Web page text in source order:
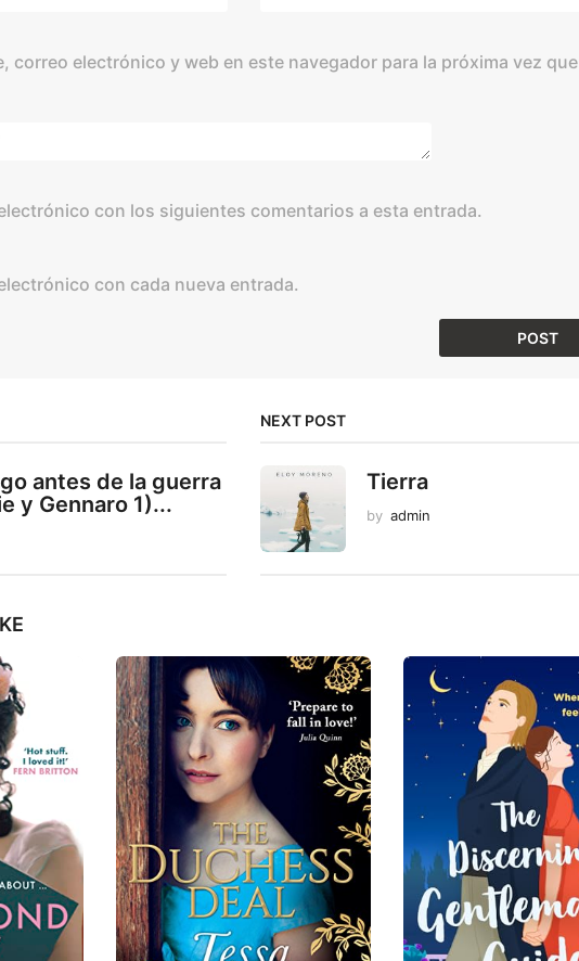
correo electrónico y web en este navegador para la próxima vez que
con los siguientes comentarios a esta entrada.
con cada nueva entrada.
antes de la guerra
y Gennaro 1)...
NEXT POST
Tierra
by admin